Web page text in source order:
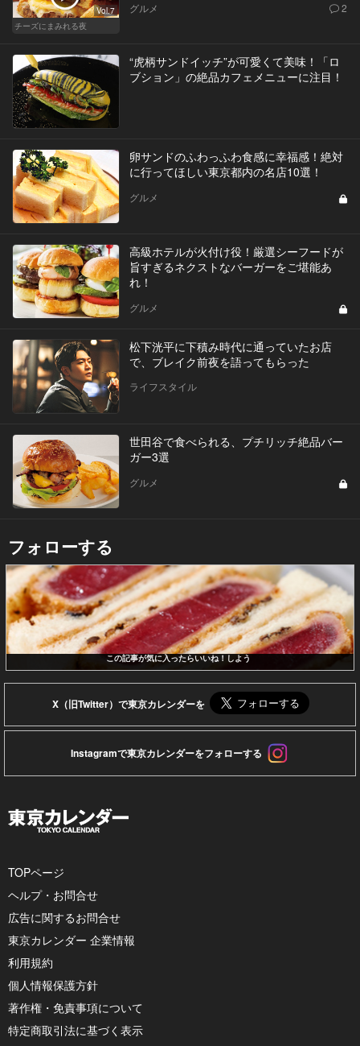
Vol.7
チーズにまみれる夜
グルメ 2
“虎柄サンドイッチ”が可愛くて美味！「ロ
ブション」の絶品カフェメニューに注目！
卵サンドのふわっふわ食感に幸福感！絶対
に行ってほしい東京都内の名店10選！
グルメ
高級ホテルが火付け役！厳選シーフードが
旨すぎるネクストなバーガーをご堪能あ
れ！
グルメ
松下洸平に下積み時代に通っていたお店
で、ブレイク前夜を語ってもらった
ライフスタイル
世田谷で食べられる、プチリッチ絶品バー
ガー3選
グルメ
フォローする
この記事が気に入ったらいいね！しよう
X（旧Twitter）で東京カレンダーを
Instagramで東京カレンダーをフォローする
TOPページ
ヘルプ・お問合せ
広告に関するお問合せ
東京カレンダー 企業情報
利用規約
個人情報保護方針
著作権・免責事項について
特定商取引法に基づく表示